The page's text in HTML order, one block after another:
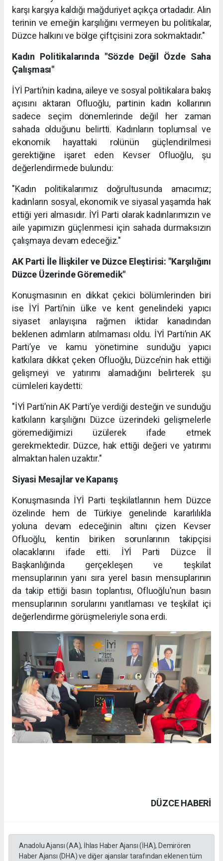
karşı karşıya kaldığı mağduriyet açıkça ortadadır. Alın
terinin ve emeğin karşılığını vermeyen bu politikalar,
Düzce halkını ve bölge çiftçisini zora sokmaktadır."
Kadın Politikalarında "Sözde Değil Özde Saha
Çalışması"
İYİ Parti’nin kadına, aileye ve sosyal politikalara bakış
açısını aktaran Ofluoğlu, partinin kadın kollarının
sadece seçim dönemlerinde değil her zaman
sahada olduğunu belirtti. Kadınların toplumsal ve
ekonomik hayattaki rolünün güçlendirilmesi
gerektiğine işaret eden Kevser Ofluoğlu, şu
değerlendirmede bulundu:
"Kadın politikalarımız doğrultusunda amacımız;
kadınların sosyal, ekonomik ve siyasal yaşamda hak
ettiği yeri almasıdır. İYİ Parti olarak kadınlarımızın ve
aile yapımızın güçlenmesi için sahada durmaksızın
çalışmaya devam edeceğiz."
AK Parti İle İlişkiler ve Düzce Eleştirisi: "Karşılığını
Düzce Üzerinde Göremedik"
Konuşmasının en dikkat çekici bölümlerinden biri
ise İYİ Parti’nin ülke ve kent genelindeki yapıcı
siyaset anlayışına rağmen iktidar kanadından
beklenen adımların atılmaması oldu. İYİ Parti’nin AK
Parti’ye ve kamu yönetimine sunduğu yapıcı
katkılara dikkat çeken Ofluoğlu, Düzce’nin hak ettiği
gelişmeyi ve yatırımı alamadığını belirterek şu
cümleleri kaydetti:
"İYİ Parti’nin AK Parti’ye verdiği desteğin ve sunduğu
katkıların karşılığını Düzce üzerindeki gelişmelerle
göremediğimizi üzülerek ifade etmek
gerekmektedir. Düzce, hak ettiği değeri ve yatırımı
almaktan halen uzaktır."
Siyasi Mesajlar ve Kapanış
Konuşmasında İYİ Parti teşkilatlarının hem Düzce
özelinde hem de Türkiye genelinde kararlılıkla
yoluna devam edeceğinin altını çizen Kevser
Ofluoğlu, kentin biriken sorunlarının takipçisi
olacaklarını ifade etti. İYİ Parti Düzce İl
Başkanlığında gerçekleşen ve teşkilat
mensuplarının yanı sıra yerel basın mensuplarının
da takip ettiği basın toplantısı, Ofluoğlu'nun basın
mensuplarının sorularını yanıtlaması ve teşkilat içi
değerlendirme görüşmeleriyle sona erdi.
DÜZCE HABERİ
Anadolu Ajansı (AA), İhlas Haber Ajansı (İHA), Demirören
Haber Ajansı (DHA) ve diğer ajanslar tarafından eklenen tüm